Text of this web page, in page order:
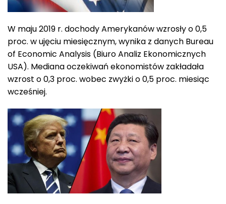
W maju 2019 r. dochody Amerykanów wzrosły o 0,5
proc. w ujęciu miesięcznym, wynika z danych Bureau
of Economic Analysis (Biuro Analiz Ekonomicznych
USA). Mediana oczekiwań ekonomistów zakładała
wzrost o 0,3 proc. wobec zwyżki o 0,5 proc. miesiąc
wcześniej.